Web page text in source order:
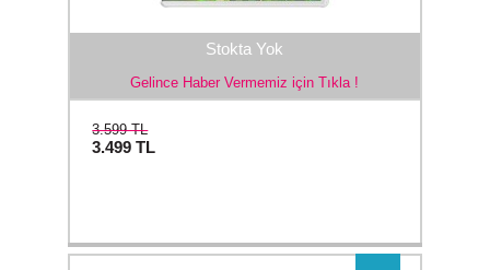
Stokta Yok
Gelince Haber Vermemiz için Tıkla !
3.599 TL
3.499TL